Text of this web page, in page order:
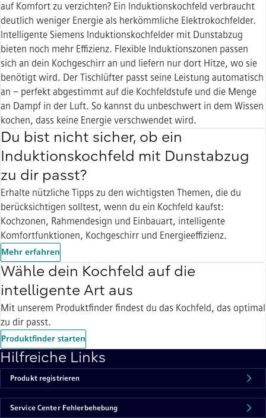
auf Komfort zu verzichten? Ein Induktionskochfeld verbraucht
deutlich weniger Energie als herkömmliche Elektrokochfelder.
Intelligente Siemens Induktionskochfelder mit Dunstabzug
bieten noch mehr Effizienz. Flexible Induktionszonen passen
sich an dein Kochgeschirr an und liefern nur dort Hitze, wo sie
benötigt wird. Der Tischlüfter passt seine Leistung automatisch
an – perfekt abgestimmt auf die Kochfeldstufe und die Menge
an Dampf in der Luft. So kannst du unbeschwert in dem Wissen
kochen, dass keine Energie verschwendet wird.
Du bist nicht sicher, ob ein
Induktionskochfeld mit Dunstabzug
zu dir passt?
Erhalte nützliche Tipps zu den wichtigsten Themen, die du
berücksichtigen solltest, wenn du ein Kochfeld kaufst:
Kochzonen, Rahmendesign und Einbauart, intelligente
Komfortfunktionen, Kochgeschirr und Energieeffizienz.
Mehr erfahren
Wähle dein Kochfeld auf die
intelligente Art aus
Mit unserem Produktfinder findest du das Kochfeld, das optimal
zu dir passt.
Produktfinder starten
Hilfreiche Links
Produkt registrieren
Service Center Fehlerbehebung